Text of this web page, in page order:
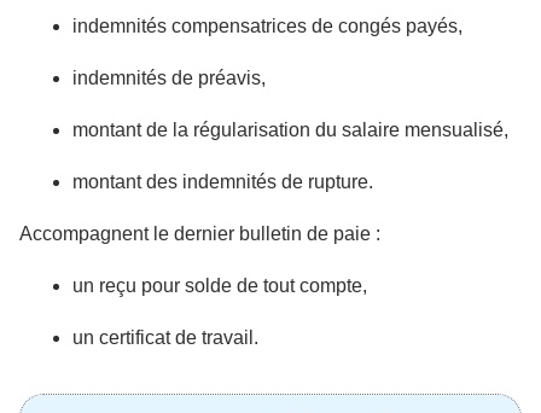
indemnités compensatrices de congés payés,
indemnités de préavis,
montant de la régularisation du salaire mensualisé,
montant des indemnités de rupture.
Accompagnent le dernier bulletin de paie :
un reçu pour solde de tout compte,
un certificat de travail.